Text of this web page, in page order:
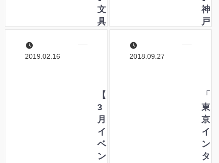
0
2
ま
す
！
文
具
に
ペ
ン
ハ
ウ
ス
神
戸
る
「
日
本
I
N
2019.02.16
【
3
月
イ
ベ
ン
2018.09.27
「
東
京
イ
ン
タ